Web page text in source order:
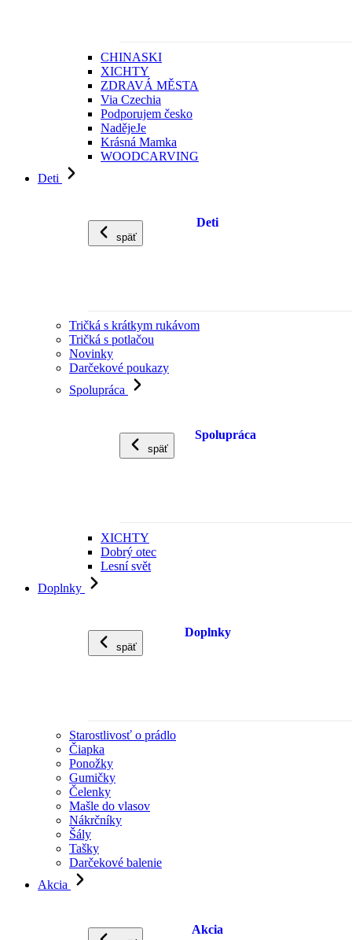
CHINASKI
XICHTY
ZDRAVÁ MĚSTA
Via Czechia
Podporujem česko
NadějeJe
Krásná Mamka
WOODCARVING
Deti
späť
Deti
Tričká s krátkym rukávom
Tričká s potlačou
Novinky
Darčekové poukazy
Spolupráca
späť
Spolupráca
XICHTY
Dobrý otec
Lesní svět
Doplnky
späť
Doplnky
Starostlivosť o prádlo
Čiapka
Ponožky
Gumičky
Čelenky
Mašle do vlasov
Nákrčníky
Šály
Tašky
Darčekové balenie
Akcia
Akcia